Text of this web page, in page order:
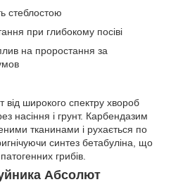
стеблостою
при глибокому посіві
на проростання за
широкого спектру хвороб
насіння і грунт. Карбендазим
тканинами і рухається по
синтез бетабуліна, що
грибів.
Абсолют